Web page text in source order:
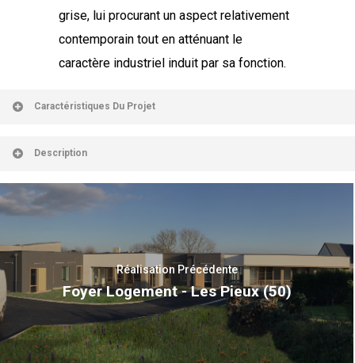
grise, lui procurant un aspect relativement
contemporain tout en atténuant le
caractère industriel induit par sa fonction.
Caractéristiques Du Projet
Description
Réalisation Précédente
Foyer Logement - Les Pieux (50)